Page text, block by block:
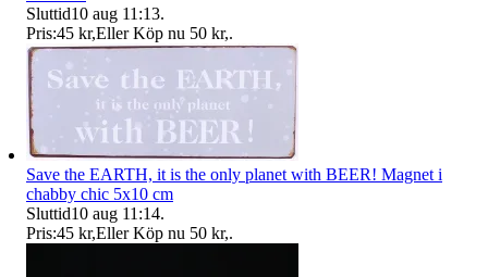
Sluttid10 aug 11:13.
Pris:45 kr,Eller Köp nu 50 kr,.
Save the EARTH, it is the only planet with BEER! Magnet i
chabby chic 5x10 cm
Sluttid10 aug 11:14.
Pris:45 kr,Eller Köp nu 50 kr,.